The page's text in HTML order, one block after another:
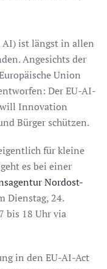
ist längst in allen
Angesichts der
Union
Der EU-AI-
will Innovation
Bürger schützen.
für kleine
es bei einer
Nordost-
Dienstag, 24.
bis 18 Uhr via
in den EU-AI-Act